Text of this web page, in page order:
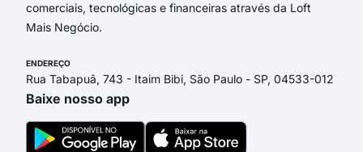
comerciais, tecnológicas e financeiras através da Loft
Mais Negócio.
ENDEREÇO
Rua Tabapuã, 743 - Itaim Bibi, São Paulo - SP, 04533-012
Baixe nosso app